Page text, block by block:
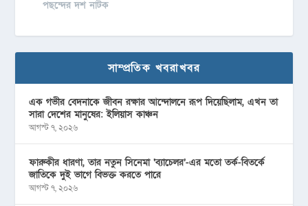
পছন্দের দশ নাটক
সাম্প্রতিক খবরাখবর
এক গভীর বেদনাকে জীবন রক্ষার আন্দোলনে রূপ দিয়েছিলাম, এখন তা
সারা দেশের মানুষের: ইলিয়াস কাঞ্চন
আগস্ট ৭, ২০২৬
ফারুকীর ধারণা, তার নতুন সিনেমা ‘ব্যাচেলর’-এর মতো তর্ক-বিতর্কে
জাতিকে দুই ভাগে বিভক্ত করতে পারে
আগস্ট ৭, ২০২৬